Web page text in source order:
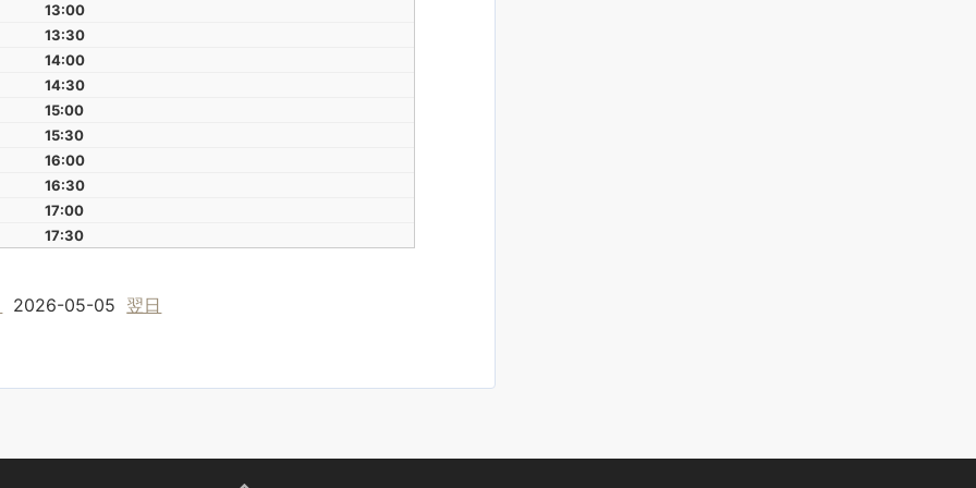
13:00
13:30
14:00
14:30
15:00
15:30
16:00
16:30
17:00
17:30
2026-05-05 翌日